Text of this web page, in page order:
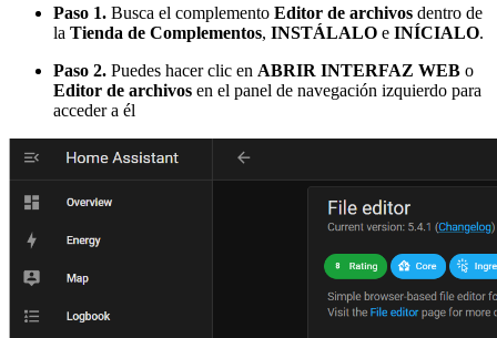
Paso 1. Busca el complemento Editor de archivos dentro de
la Tienda de Complementos, INSTÁLALO e INÍCIALO.
Paso 2. Puedes hacer clic en ABRIR INTERFAZ WEB o
Editor de archivos en el panel de navegación izquierdo para
acceder a él